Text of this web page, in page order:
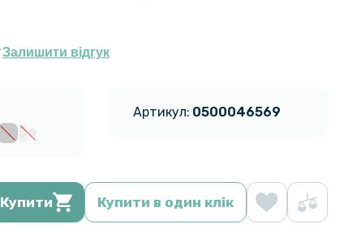
Залишити відгук
Артикул: 0500046569
Купити Купити в один клік